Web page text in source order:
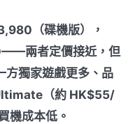
（碟機版），
兩者定價接近，但
方獨家遊戲更多、品
（約 HK$55/
機成本低。